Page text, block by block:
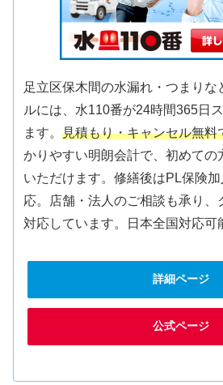
足立区保木間の水漏れ・つまりな
ルには、水110番が24時間365日
ます。見積もり・キャンセル無料
かりやすい明朗会計で、初めての
いただけます。修繕後はPL保険
応。店舗・法人のご相談も承り、
対応しています。日本全国対応可
詳細ページ
公式ページ